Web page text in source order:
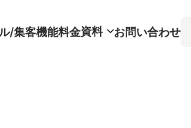
/集客機能料金資料 お問い合わせ